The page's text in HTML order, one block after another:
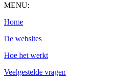
MENU:
Home
De websites
Hoe het werkt
Veelgestelde vragen